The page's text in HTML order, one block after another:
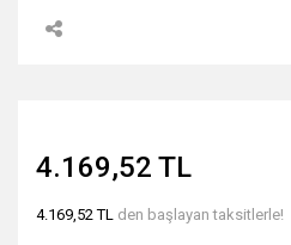
4.169,52 TL
4.169,52 TL den başlayan taksitlerle!